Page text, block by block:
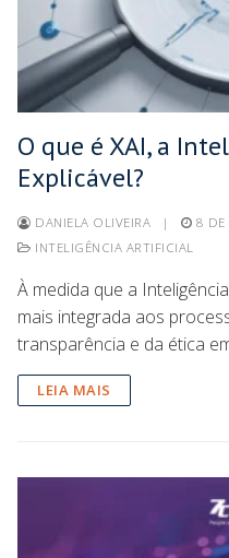
O que é XAI, a
Explicável?
DANIELA OLIVEIRA | 8
INTELIGÊNCIA ARTIFICIAL
À medida que a
mais integrada aos
transparência e da ética
LEIA MAIS